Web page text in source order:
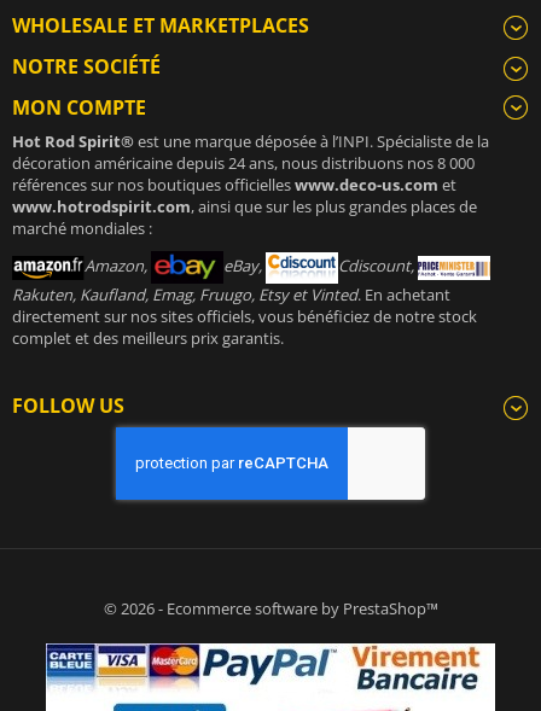
WHOLESALE ET MARKETPLACES
NOTRE SOCIÉTÉ
MON COMPTE
Hot Rod Spirit®est une marque déposée à l’INPI. Spécialiste de la
décoration américaine depuis 24 ans, nous distribuons nos 8 000
références sur nos boutiques officielleswww.deco-us.com et
www.hotrodspirit.com, ainsi que sur les plus grandes places de
marché mondiales :
Amazon,
eBay,
Cdiscount,
Rakuten, Kaufland, Emag, Fruugo, Etsy et Vinted. En achetant
directement sur nos sites officiels, vous bénéficiez de notre stock
complet et des meilleurs prix garantis.
FOLLOW US
© 2026 - Ecommerce software by PrestaShop™